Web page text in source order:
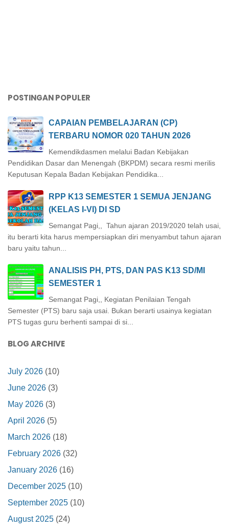
POSTINGAN POPULER
CAPAIAN PEMBELAJARAN (CP)
TERBARU NOMOR 020 TAHUN 2026
Kemendikdasmen melalui Badan Kebijakan
Pendidikan Dasar dan Menengah (BKPDM) secara resmi merilis
Keputusan Kepala Badan Kebijakan Pendidika...
RPP K13 SEMESTER 1 SEMUA JENJANG
(KELAS I-VI) DI SD
Semangat Pagi,, Tahun ajaran 2019/2020 telah usai,
itu berarti kita harus mempersiapkan diri menyambut tahun ajaran
baru yaitu tahun...
ANALISIS PH, PTS, DAN PAS K13 SD/MI
SEMESTER 1
Semangat Pagi,, Kegiatan Penilaian Tengah
Semester (PTS) baru saja usai. Bukan berarti usainya kegiatan
PTS tugas guru berhenti sampai di si...
BLOG ARCHIVE
July 2026 (10)
June 2026 (3)
May 2026 (3)
April 2026 (5)
March 2026 (18)
February 2026 (32)
January 2026 (16)
December 2025 (10)
September 2025 (10)
August 2025 (24)